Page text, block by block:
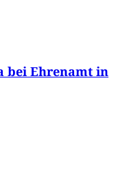
bei Ehrenamt in